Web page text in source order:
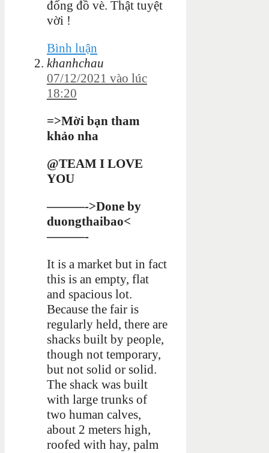
đống đồ vè. Thật tuyệt
vời !
Bình luận
khanhchau
07/12/2021 vào lúc
18:20
=>Mời bạn tham
khảo nha
@TEAM I LOVE
YOU
———->Done by
duongthaibao<
———-
It is a market but in fact
this is an empty, flat
and spacious lot.
Because the fair is
regularly held, there are
shacks built by people,
though not temporary,
but not solid or solid.
The shack was built
with large trunks of
two human calves,
about 2 meters high,
roofed with hay, palm